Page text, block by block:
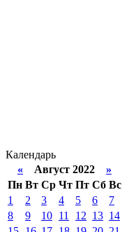
Календарь
« Август 2022 »
Пн Вт Ср Чт Пт Сб Вс
1
2 3 4 5 6
7
8
9 10 11 12 13 14